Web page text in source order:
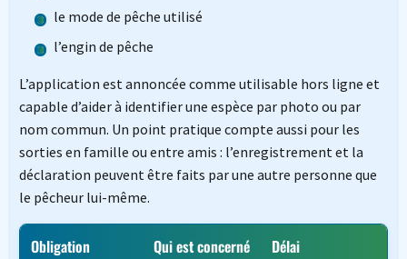
le mode de pêche utilisé
l’engin de pêche
L’application est annoncée comme utilisable hors ligne et
capable d’aider à identifier une espèce par photo ou par
nom commun. Un point pratique compte aussi pour les
sorties en famille ou entre amis : l’enregistrement et la
déclaration peuvent être faits par une autre personne que
le pêcheur lui-même.
Obligation Qui est concerné Délai